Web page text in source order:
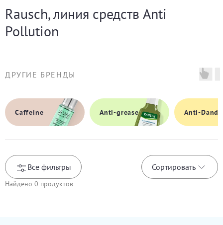
Rausch, линия средств Anti
Pollution
ДРУГИЕ БРЕНДЫ
Caffeine Anti-grease Anti-
Все фильтры Сортировать
Новинки
По рейтингу
Найдено 0 продуктов